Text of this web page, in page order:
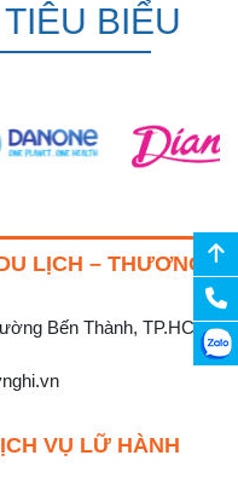
BIỂU
LỊCH – THƯƠNG
Bến Thành, TP.HCM
VỤ LỮ HÀNH